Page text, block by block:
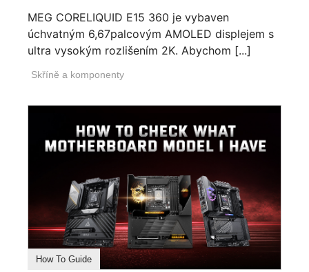
MEG CORELIQUID E15 360 je vybaven
úchvatným 6,67palcovým AMOLED displejem s
ultra vysokým rozlišením 2K. Abychom [...]
Skříně a komponenty
How To Guide